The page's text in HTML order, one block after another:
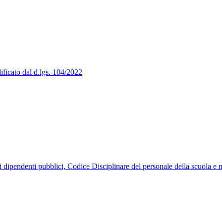
dal d.lgs. 104/2022
pubblici, Codice Disciplinare del personale della scuola e